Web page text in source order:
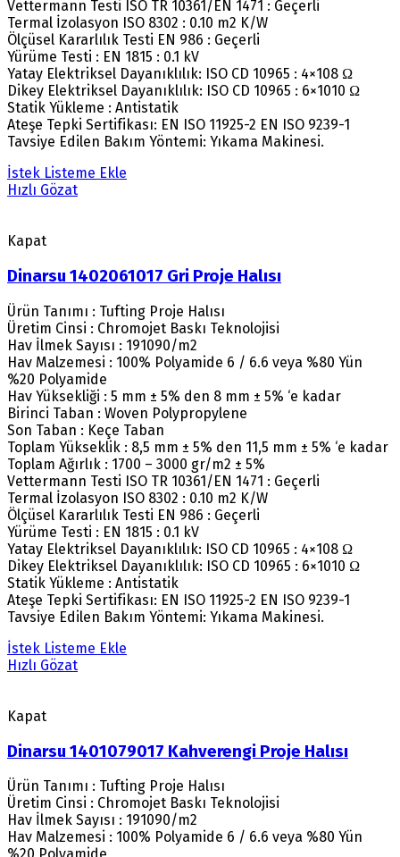
Vettermann Testi ISO TR 10361/EN 1471 : Geçerli
Termal İzolasyon ISO 8302 : 0.10 m2 K/W
Ölçüsel Kararlılık Testi EN 986 : Geçerli
Yürüme Testi : EN 1815 : 0.1 kV
Yatay Elektriksel Dayanıklılık: ISO CD 10965 : 4×108 Ω
Dikey Elektriksel Dayanıklılık: ISO CD 10965 : 6×1010 Ω
Statik Yükleme : Antistatik
Ateşe Tepki Sertifikası: EN ISO 11925-2 EN ISO 9239-1
Tavsiye Edilen Bakım Yöntemi: Yıkama Makinesi.
İstek Listeme Ekle
Hızlı Gözat
Kapat
Dinarsu 1402061017 Gri Proje Halısı
Ürün Tanımı : Tufting Proje Halısı
Üretim Cinsi : Chromojet Baskı Teknolojisi
Hav İlmek Sayısı : 191090/m2
Hav Malzemesi : 100% Polyamide 6 / 6.6 veya %80 Yün
%20 Polyamide
Hav Yüksekliği : 5 mm ± 5% den 8 mm ± 5% ‘e kadar
Birinci Taban : Woven Polypropylene
Son Taban : Keçe Taban
Toplam Yükseklik : 8,5 mm ± 5% den 11,5 mm ± 5% ‘e kadar
Toplam Ağırlık : 1700 – 3000 gr/m2 ± 5%
Vettermann Testi ISO TR 10361/EN 1471 : Geçerli
Termal İzolasyon ISO 8302 : 0.10 m2 K/W
Ölçüsel Kararlılık Testi EN 986 : Geçerli
Yürüme Testi : EN 1815 : 0.1 kV
Yatay Elektriksel Dayanıklılık: ISO CD 10965 : 4×108 Ω
Dikey Elektriksel Dayanıklılık: ISO CD 10965 : 6×1010 Ω
Statik Yükleme : Antistatik
Ateşe Tepki Sertifikası: EN ISO 11925-2 EN ISO 9239-1
Tavsiye Edilen Bakım Yöntemi: Yıkama Makinesi.
İstek Listeme Ekle
Hızlı Gözat
Kapat
Dinarsu 1401079017 Kahverengi Proje Halısı
Ürün Tanımı : Tufting Proje Halısı
Üretim Cinsi : Chromojet Baskı Teknolojisi
Hav İlmek Sayısı : 191090/m2
Hav Malzemesi : 100% Polyamide 6 / 6.6 veya %80 Yün